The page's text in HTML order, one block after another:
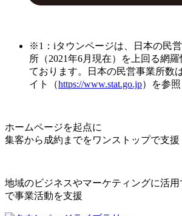
※1：iタウンページは、日本の民
所（2021年6月現在）を上回る網
ております。日本の民営事業所数
イト（https://www.stat.go.jp）を参照
ホームページを起点に
集客から成約までをワンストップで支援
地域のビジネスやマーケティングに活
で事業活動を支援